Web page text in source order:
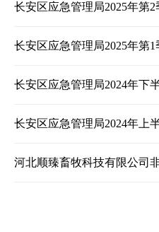
长安区应急管理局2025年第
长安区应急管理局2025年第
长安区应急管理局2024年下
长安区应急管理局2024年上
河北顺臻畜牧科技有限公司